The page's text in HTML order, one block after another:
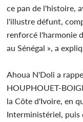
ce pan de l'histoire,
l'illustre défunt,
renforcé l'harmonie
au Sénégal », a
Ahoua N'Doli a
HOUPHOUET-
la Côte d'Ivoire, en
Interministériel, puis